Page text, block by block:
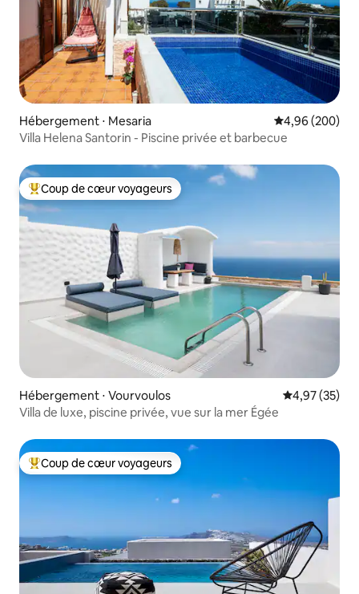
Hébergement ⋅ Mesaria Évaluation
4,96 (200)
Villa Helena Santorin - Piscine privée et barbecue
Coups de cœur voyageurs les plus appréciés
Coup de cœur voyageurs
Hébergement ⋅ Vourvoulos Évaluation
4,97 (35)
Villa de luxe, piscine privée, vue sur la mer Égée
Coups de cœur voyageurs les plus appréciés
Coup de cœur voyageurs